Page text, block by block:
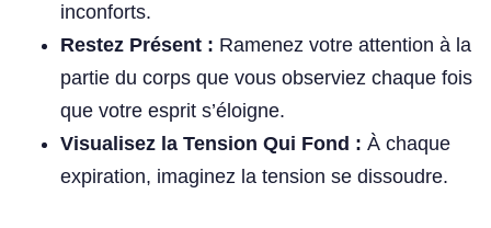
inconforts.
Restez Présent : Ramenez votre attention à la
partie du corps que vous observiez chaque fois
que votre esprit s’éloigne.
Visualisez la Tension Qui Fond : À chaque
expiration, imaginez la tension se dissoudre.